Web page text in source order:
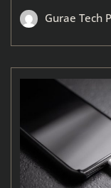
Gurae Tech